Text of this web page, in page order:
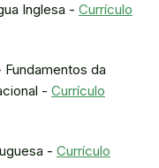
Inglesa - Currículo
da
- Currículo
- Currículo